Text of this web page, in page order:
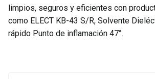
limpios, seguros y eficientes con
como ELECT KB-43 S/R, Solvente
rápido Punto de inflamación 47°.